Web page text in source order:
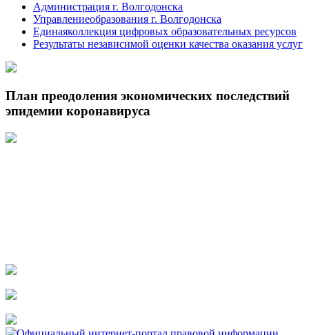
Администрация г. Волгодонска
Управлениеобразования г. Волгодонска
Единаяколлекция цифровых образовательных ресурсов
Результаты независимой оценки качества оказания услуг
План преодоления экономических последствий
эпидемии коронавируса